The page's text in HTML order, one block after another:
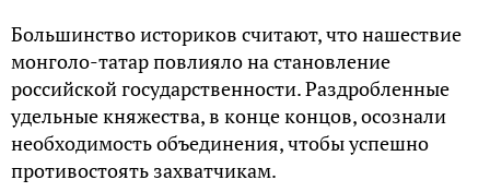
Большинство историков считают, что нашествие
монголо-татар повлияло на становление
российской государственности. Раздробленные
удельные княжества, в конце концов, осознали
необходимость объединения, чтобы успешно
противостоять захватчикам.